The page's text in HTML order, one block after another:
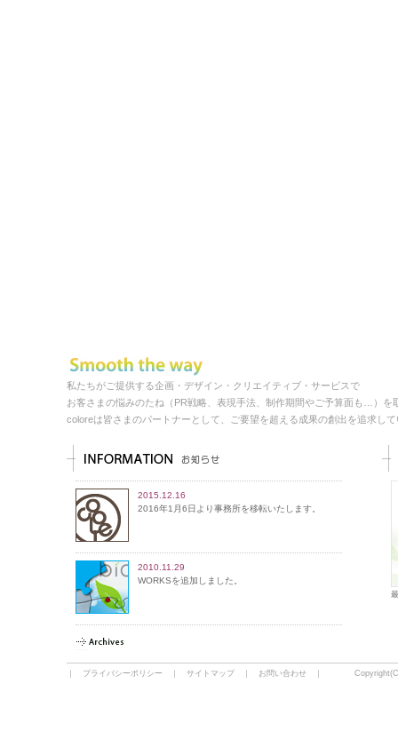
私たちがご提供する企画・デザイン・クリエイティブ・サービスで
お客さまの悩みのたね（PR戦略、表現手法、制作期間やご予算面も…）を
coloreは皆さまのパートナーとして、ご要望を超える成果の創出を追求し
2015.12.16
2016年1月6日より事務所を移転いたします。
2010.11.29
WORKSを追加しました。
プライバシーポリシー サイトマップ お問い合わせ ｜